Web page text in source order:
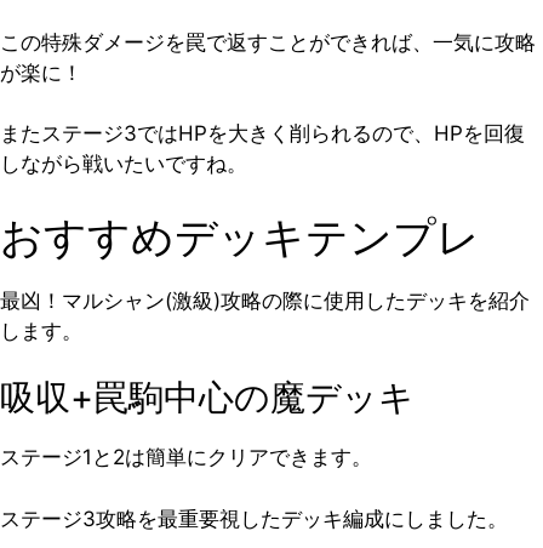
この特殊ダメージを罠で返すことができれば、一気に攻略
が楽に！
またステージ3ではHPを大きく削られるので、HPを回復
しながら戦いたいですね。
おすすめデッキテンプレ
最凶！マルシャン(激級)攻略の際に使用したデッキを紹介
します。
吸収+罠駒中心の魔デッキ
ステージ1と2は簡単にクリアできます。
ステージ3攻略を最重要視したデッキ編成にしました。